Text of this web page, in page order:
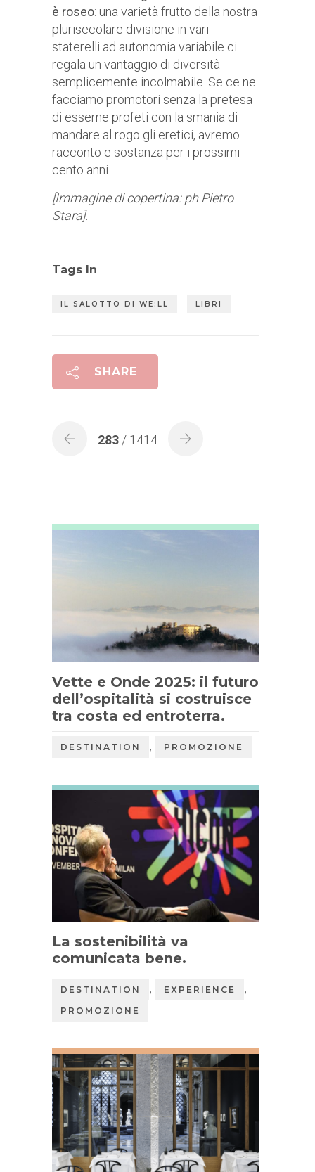
è roseo: una varietà frutto della nostra
plurisecolare divisione in vari
staterelli ad autonomia variabile ci
regala un vantaggio di diversità
semplicemente incolmabile. Se ce ne
facciamo promotori senza la pretesa
di esserne profeti con la smania di
mandare al rogo gli eretici, avremo
racconto e sostanza per i prossimi
cento anni.
[Immagine di copertina: ph Pietro
Stara].
Tags In
IL SALOTTO DI WE:LL LIBRI
SHARE
283 / 1414
Vette e Onde 2025: il futuro
dell’ospitalità si costruisce
tra costa ed entroterra.
DESTINATION , PROMOZIONE
La sostenibilità va
comunicata bene.
DESTINATION , EXPERIENCE ,
PROMOZIONE